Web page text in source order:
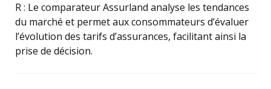
R : Le comparateur Assurland analyse les tendances
du marché et permet aux consommateurs d’évaluer
l’évolution des tarifs d’assurances, facilitant ainsi la
prise de décision.